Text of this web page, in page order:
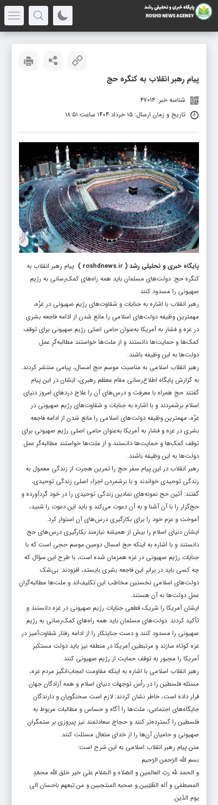
پیام رهبر انقلاب به کنگره حج
شناسه خبر: 47014
تاریخ و زمان ارسال: ۱۵ خرداد ۱۴۰۴ ساعت ۱۸:۵۱
پایگاه خبری و تحلیلی رشد(
roshdnews.ir
) پیام رهبر انقلاب به
کنگره حج: دولت‌های مسلمان باید همه راه‌های کمک‌رسانی به رژیم
صهیونی را مسدود کنند
رهبر انقلاب با اشاره به جنایات و شقاوت‌های رژیم صهیونی در غزّه،
مهمترین وظیفه دولت‌های اسلامی را مانع شدن از ادامه فاجعه بشری
در غزه و فشار به آمریکا به‌عنوان حامی اصلی رژیم صهیونی برای توقف
کمک‌ها و حمایت‌ها دانستند و از ملت‌ها خواستند مطالبه‌گرِ عمل
دولت‌ها به این وظیفه باشند.
رهبر انقلاب اسلامی به مناسبت موسم حج امسال، پیامی منتشر کردند.
به گزارش پایگاه اطلاع‌رسانی مقام معظم رهبری، ایشان در این پیام
گفتند حجِ همراه با معرفت و درس‌های آن را علاج دردهای امروز دنیای
اسلام برشمردند و با اشاره به جنایات و شقاوت‌های رژیم صهیونی در
غزّه، مهمترین وظیفه دولت‌های اسلامی را مانع شدن از ادامه فاجعه
بشری در غزه و فشار به آمریکا به‌عنوان حامی اصلی رژیم صهیونی برای
توقف کمک‌ها و حمایت‌ها دانستند و از ملت‌ها خواستند مطالبه‌گرِ عمل
دولت‌ها به این وظیفه باشند.
رهبر انقلاب در این پیام سفر حج را تمرین هجرت از زندگی معمول به
زندگی توحیدی خواندند و با برشمردن اجزاء اصلی زندگی توحیدی،
گفتند: آئین حج نمونه‌های نمادین زندگی توحیدی را در خود گردآورده و
حج‌گزار را با آن آشنا و به آن دعوت می‌کند و باید این دعوت را شنید،
آموخت و عزم خود را برای بکارگیری درس‌های آن استوار کرد.
ایشان دنیای اسلام را بیش از همیشه نیازمند بکارگیری درس‌های حج
دانستند و با اشاره به اینکه حج امسال دومین موسم حجی است که با
جنایات رژیم صهیونی در غزه همزمان شده است، با طرح این سؤال که
چه کسی باید در برابر این فاجعه بشری بایستد، افزودند: بی‌شک
دولت‌های اسلامی نخستین مخاطب این تکلیف‌اند و ملت‌ها مطالبه‌گرانِ
عملِ دولت‌ها به آن هستند.
ایشان آمریکا را شریک قطعی جنایات رژیم صهیونی در غزه دانستند و
تأکید کردند: دولت‌های مسلمان باید همه راه‌های کمک‌رسانی به رژیم
صهیونی را مسدود کنند و دست جنایتکار را از ادامه رفتار شقاوت‌آمیز در
غزه کوتاه سازند و مرتبطین آمریکا در منطقه نیز باید دولت مستکبر
آمریکا را مجبور به توقف حمایت از رژیم صهیونی کنند.
رهبر انقلاب اسلامی با اشاره به اینکه مقاومت اعجاب‌انگیز مردم غزه،
مسئله فلسطین را در رأس توجهات دنیای اسلام و همه آزادگان جهان
قرار داده است، خاطر نشان کردند: لازم است سخنگویان و دارندگان
جایگاه‌های اجتماعی، ملت‌ها را آگاه و حساس و مطالبات مربوط به
فلسطین را گسترده‌تر کنند و حجاج سعادتمند نیز پیروزی بر ستمگران
صهیونی و حامیان آن‌ها را از خدای متعال مسئلت کنند.
متن پیام رهبر انقلاب اسلامی به این شرح است:
بسم الله الرّحمن الرّحیم
و الحمد لله ربّ العالمین و الصّلاه و السّلام علی خیر خلق الله محمّدٍ
المصطفی و آله الطّیّبین و صحبه المنتجبین و من تبعهم باحسان الی
یوم الدّین.